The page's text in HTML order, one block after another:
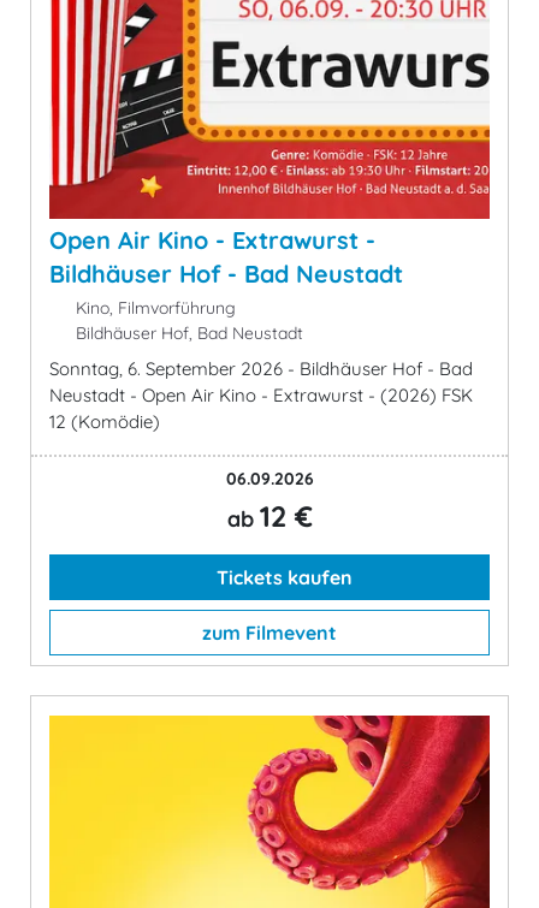
Open Air Kino - Extrawurst -
Bildhäuser Hof - Bad Neustadt
Kino, Filmvorführung
Bildhäuser Hof, Bad Neustadt
Sonntag, 6. September 2026 - Bildhäuser Hof - Bad
Neustadt - Open Air Kino - Extrawurst - (2026) FSK
12 (Komödie)
06.09.2026
ab 12 €
Tickets kaufen
zum Filmevent